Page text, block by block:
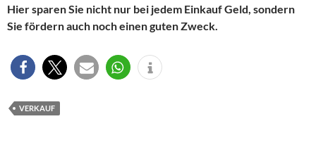
Hier sparen Sie nicht nur bei jedem Einkauf Geld, sondern
Sie fördern auch noch einen guten Zweck.
VERKAUF